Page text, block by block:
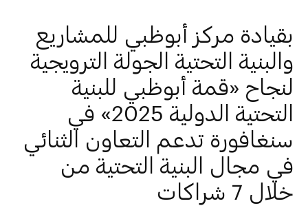
بقيادة مركز أبوظبي للمشاريع
والبنية التحتية الجولة الترويجية
لنجاح «قمة أبوظبي للبنية
التحتية الدولية 2025» في
سنغافورة تدعم التعاون الثنائي
في مجال البنية التحتية من
خلال 7 شراكات